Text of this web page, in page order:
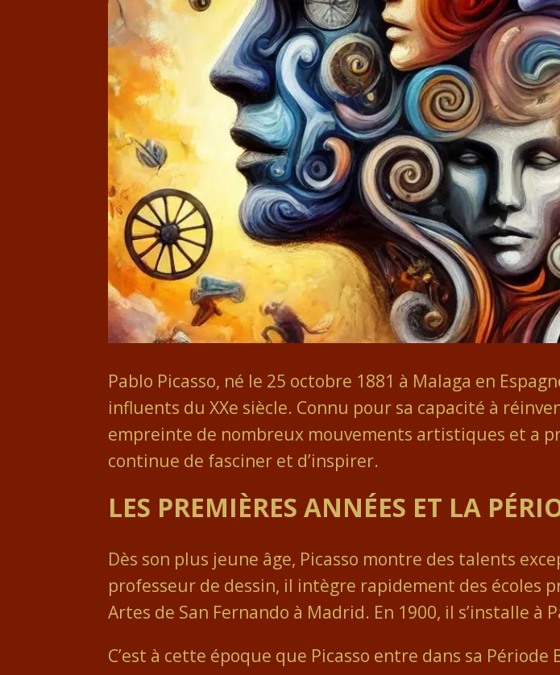
Pablo Picasso, né le 25 octobre 1881 à Malaga en
influents du XXe siècle. Connu pour sa capacité à
empreinte de nombreux mouvements artistiques et a
continue de fasciner et d’inspirer.
LES PREMIÈRES ANNÉES ET LA
Dès son plus jeune âge, Picasso montre des talents
professeur de dessin, il intègre rapidement des écoles
Artes de San Fernando à Madrid. En 1900, il s’installe à
C’est à cette époque que Picasso entre dans sa